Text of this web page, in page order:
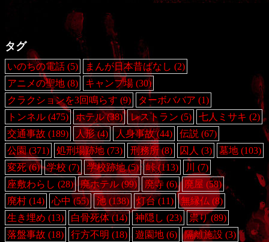
タグ
いのちの電話 (5) まんが日本昔ばなし (2)
アニメの聖地 (8) キャンプ場 (30)
クラクションを3回鳴らす (9) ターボババア (1)
トンネル (475) ホテル(38) レストラン (5) 七人ミサキ (2)
交通事故 (189) 人形(4) 人身事故(44) 伝説 (67)
公園(371) 処刑場跡地 (73) 刑務所(8) 囚人 (3) 墓地(103)
変死(6) 学校(7) 学校跡地(5) 峠(113) 川
(7)
座敷わらし (28) 廃ホテル(99) 廃寺(6) 廃屋 (58)
廃村 (14) 心中 (55) 池(138) 灯台(11) 無縁仏 (8)
生き埋め (13) 白骨死体(14) 神隠し (23) 祟り(89)
落盤事故 (18) 行方不明 (18) 遊園地(6) 隔離施設 (3)